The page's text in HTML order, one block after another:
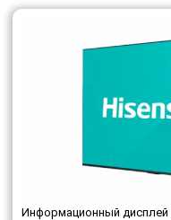
Информационный дисплей